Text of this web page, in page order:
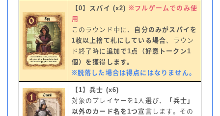
【0】スパイ (x2) ※フルゲームでのみ使
用
このラウンド中に、 自分のみがスパイを
1枚以上捨て札にしている場合、ラウン
ド終了時に 追加で1点（好意トークン1
個）を獲得します。
※脱落した場合は得点にはなりません。
【1】兵士 (x6)
対象のプレイヤーを1人選び、
「兵士」
以外のカード名を1つ宣言 します。その